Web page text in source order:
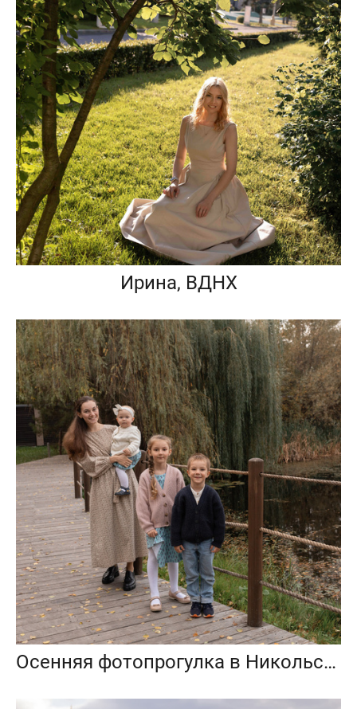
Ирина, ВДНХ
Осенняя фотопрогулка в Никольско-Архангельском парке, Балашиха